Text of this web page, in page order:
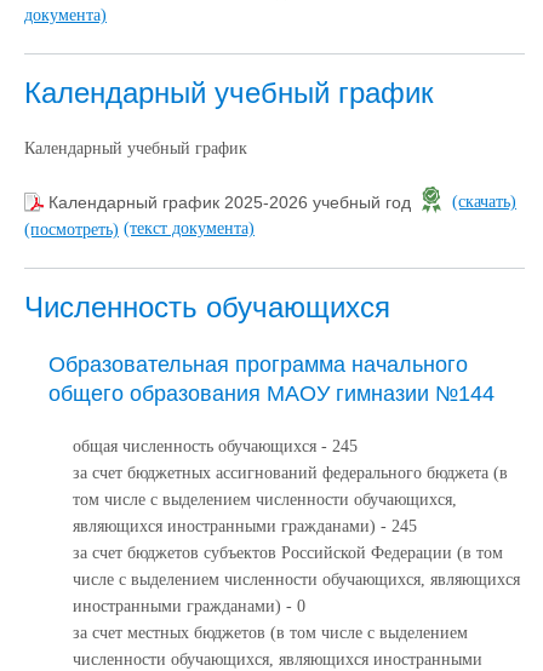
документа)
Календарный учебный график
Календарный учебный график
Календарный график 2025-2026 учебный год
(скачать)
(посмотреть) (текст документа)
Численность обучающихся
Образовательная программа начального
общего образования МАОУ гимназии №144
общая численность обучающихся - 245
за счет бюджетных ассигнований федерального бюджета (в
том числе с выделением численности обучающихся,
являющихся иностранными гражданами) - 245
за счет бюджетов субъектов Российской Федерации (в том
числе с выделением численности обучающихся, являющихся
иностранными гражданами) - 0
за счет местных бюджетов (в том числе с выделением
численности обучающихся, являющихся иностранными